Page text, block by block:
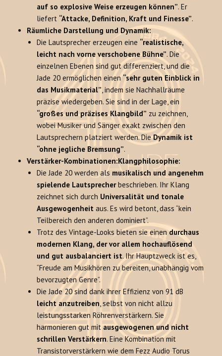
auf so explosive Weise erzeugen können”. Er
liefert “Attacke, Definition, Kraft und Finesse”.
Räumliche Darstellung und Dynamik:
Die Lautsprecher erzeugen eine “realistische,
leicht nach vorne verschobene Bühne”. Die
einzelnen Ebenen sind gut differenziert, und die
Jade 20 ermöglichen einen“sehr guten Einblick in
das Musikmaterial”, indem sie Nachhallräume
präzise wiedergeben. Sie sind in der Lage, ein
“großes und präzises Klangbild” zu zeichnen,
wobei Musiker und Sänger exakt zwischen den
Lautsprechern platziert werden. DieDynamik ist
“ohne jegliche Bremsung”.
Verstärker-Kombinationen:Klangphilosophie:
Die Jade 20 werden als musikalisch und angenehm
spielende Lautsprecherbeschrieben. Ihr Klang
zeichnet sich durch Universalität und tonale
Ausgewogenheit aus. Es wird betont, dass “kein
Teilbereich den anderen dominiert”.
Trotz des Vintage-Looks bieten sie einendurchaus
modernen Klang, der vor allem hochauflösend
und gut ausbalanciert ist. Ihr Hauptzweck ist es,
“Freude am Musikhören zu bereiten, unabhängig vom
bevorzugten Genre”.
Die Jade 20 sind dank ihrer Effizienz von 91 dB
leicht anzutreiben, selbst von nicht allzu
leistungsstarken Röhrenverstärkern. Sie
harmonieren gut mitausgewogenen und nicht
schrillen Verstärkern. Eine Kombination mit
Transistorverstärkern wie dem Fezz Audio Torus